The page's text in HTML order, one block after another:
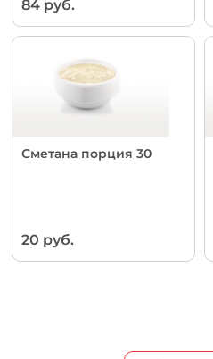
84 руб.
Сметана порция 30
20 руб.